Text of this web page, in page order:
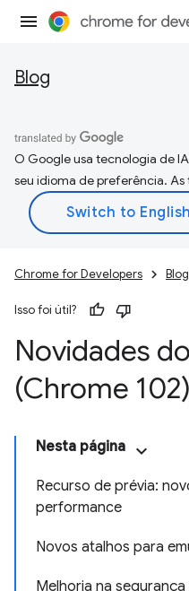
Blog
O Google usa tecnologia de
seu idioma de preferência.
Chrome for Developers Blog
Isso foi útil?
Novidades
(Chrome 102)
Nesta página
Recurso de prévia:
performance
Novos atalhos para
Melhoria na